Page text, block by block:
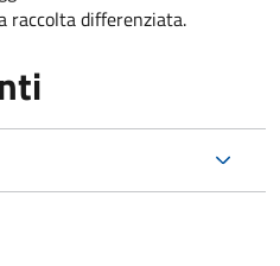
raccolta differenziata.